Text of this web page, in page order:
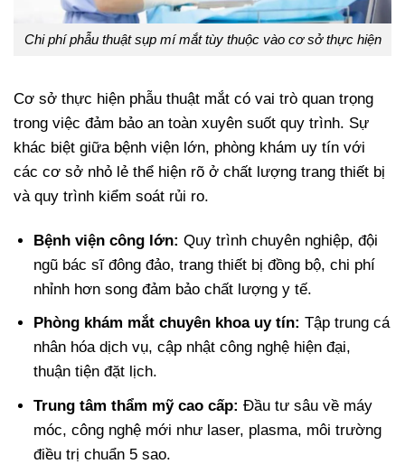
Chi phí phẫu thuật sụp mí mắt tùy thuộc vào cơ sở thực hiện
Cơ sở thực hiện phẫu thuật mắt có vai trò quan trọng
trong việc đảm bảo an toàn xuyên suốt quy trình. Sự
khác biệt giữa bệnh viện lớn, phòng khám uy tín với
các cơ sở nhỏ lẻ thể hiện rõ ở chất lượng trang thiết bị
và quy trình kiểm soát rủi ro.
Bệnh viện công lớn: Quy trình chuyên nghiệp, đội
ngũ bác sĩ đông đảo, trang thiết bị đồng bộ, chi phí
nhỉnh hơn song đảm bảo chất lượng y tế.
Phòng khám mắt chuyên khoa uy tín: Tập trung cá
nhân hóa dịch vụ, cập nhật công nghệ hiện đại,
thuận tiện đặt lịch.
Trung tâm thẩm mỹ cao cấp: Đầu tư sâu về máy
móc, công nghệ mới như laser, plasma, môi trường
điều trị chuẩn 5 sao.